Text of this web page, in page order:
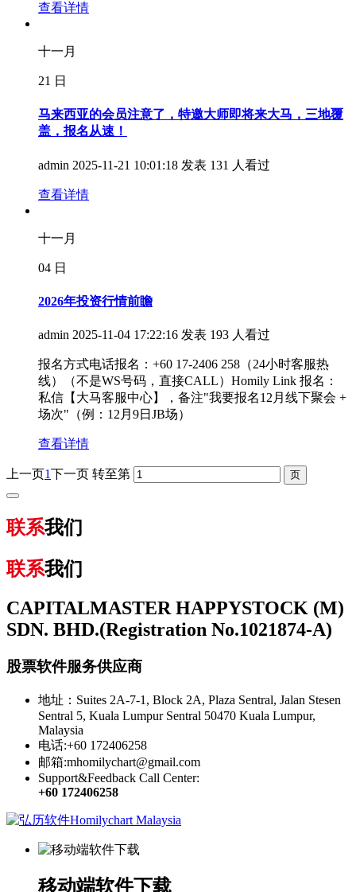
查看详情
十一月
21 日
马来西亚的会员注意了，特邀大师即将来大马，三地覆
盖，报名从速！
admin 2025-11-21 10:01:18 发表 131 人看过
查看详情
十一月
04 日
2026年投资行情前瞻
admin 2025-11-04 17:22:16 发表 193 人看过
报名方式电话报名：+60 17-2406 258（24小时客服热
线）（不是WS号码，直接CALL）Homily Link 报名：
私信【大马客服中心】，备注"我要报名12月线下聚会 +
场次"（例：12月9日JB场）
查看详情
上一页1下一页 转至第
联系我们
联系我们
CAPITALMASTER HAPPYSTOCK (M)
SDN. BHD.(Registration No.1021874-A)
股票软件服务供应商
地址：Suites 2A-7-1, Block 2A, Plaza Sentral, Jalan Stesen
Sentral 5, Kuala Lumpur Sentral 50470 Kuala Lumpur,
Malaysia
电话:+60 172406258
邮箱:mhomilychart@gmail.com
Support&Feedback Call Center:
+60 172406258
移动端软件下载